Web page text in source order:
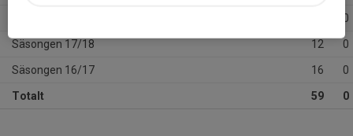
0
Säsongen 17/18 12 0
Säsongen 16/17 16 0
Totalt 59 0